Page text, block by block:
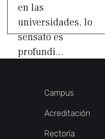
en las
universidades, lo
sensato es
profundi...
Campus
Acreditación
Rectoría